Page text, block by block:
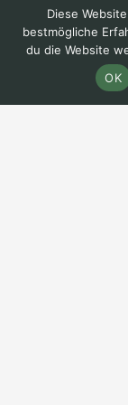
Diese
bestmögliche
du die Website
OK